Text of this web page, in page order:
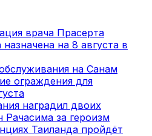
врача Прасерта
на 8 августа в
на Санам
ограждения для
наградил двоих
Рачасима за героизм
Таиланда пройдёт